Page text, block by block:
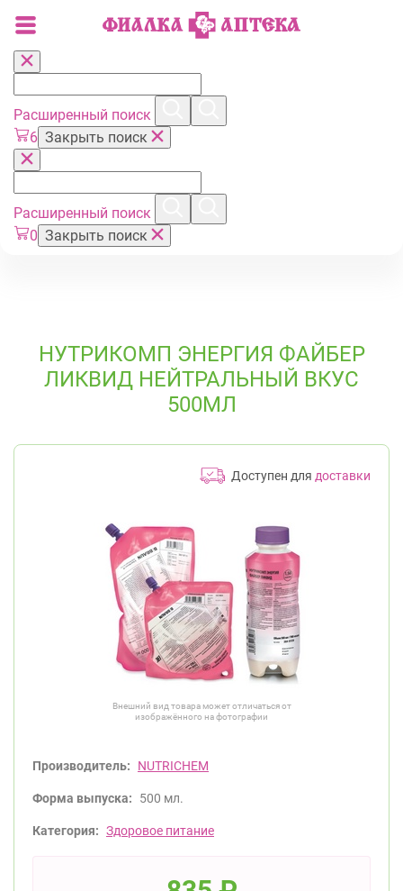
Расширенный поиск
6 Закрыть поиск
Расширенный поиск
0 Закрыть поиск
НУТРИКОМП ЭНЕРГИЯ ФАЙБЕР
ЛИКВИД НЕЙТРАЛЬНЫЙ ВКУС
500МЛ
Доступен для доставки
Внешний вид товара может отличаться от
изображённого на фотографии
Производитель: NUTRICHEM
Форма выпуска: 500 мл.
Категория: Здоровое питание